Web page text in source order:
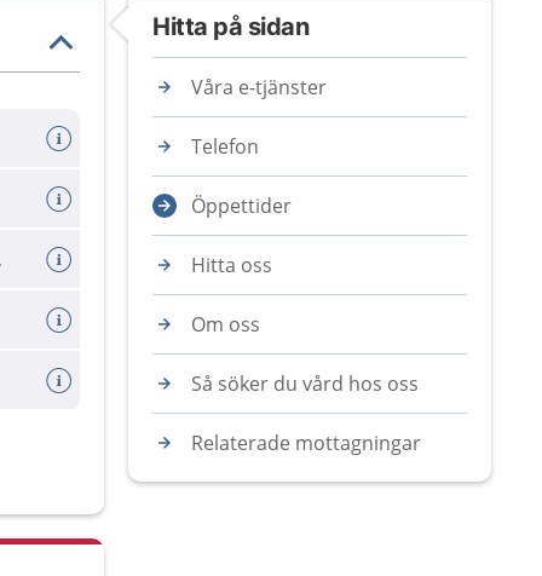
Hitta på sidan
Våra e-tjänster
Telefon
Öppettider
Hitta oss
Om oss
Så söker du vård hos oss
Relaterade mottagningar